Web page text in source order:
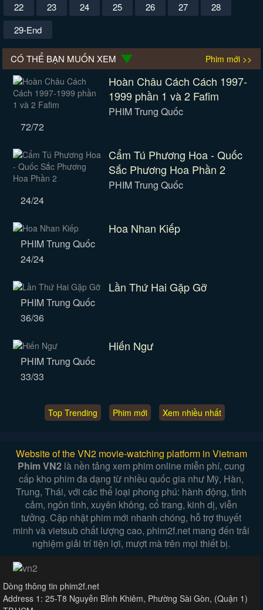
22
23 24 25 26 27
28
29-End
CÓ THỂ BẠN MUỐN XEM Phim mới >>
Hoàn Châu Cách Cách 1997-
1999 phần 1 và 2 Fafim
PHIM Trung Quốc
72/72
Cẩm Tú Phương Hoa - Quốc
Sắc Phương Hoa Phần 2
PHIM Trung Quốc
24/24
Hoa Nhan Kiếp
PHIM Trung Quốc
24/24
Lần Thứ Hai Gặp Gỡ
PHIM Trung Quốc
36/36
Hiến Ngư
PHIM Trung Quốc
33/33
Top Trending Phim mới Xem nhiều nhất
Website of the VN2 movie-watching platform in Vietnam
Phim VN2 là nền tảng xem phim online miễn phí, cung
cấp kho phim đa dạng từ nhiều quốc gia như Mỹ, Hàn,
Trung, Thái, với các thể loại phong phú: hành động, tình
cảm, ngôn tình, xuyên không, cổ trang, kinh dị, viễn
tưởng. Cập nhật phim mới nhanh chóng, hỗ trợ thuyết
minh và vietsub chất lượng cao, phim2f.net mang đến trải
nghiệm giải trí tiện lợi, mượt mà trên mọi thiết bị.
Dòng thông tin phim2f.net
Address 1: 25-T8 Nguyễn Bỉnh Khiêm, Phường Sài Gòn, (Quận 1)